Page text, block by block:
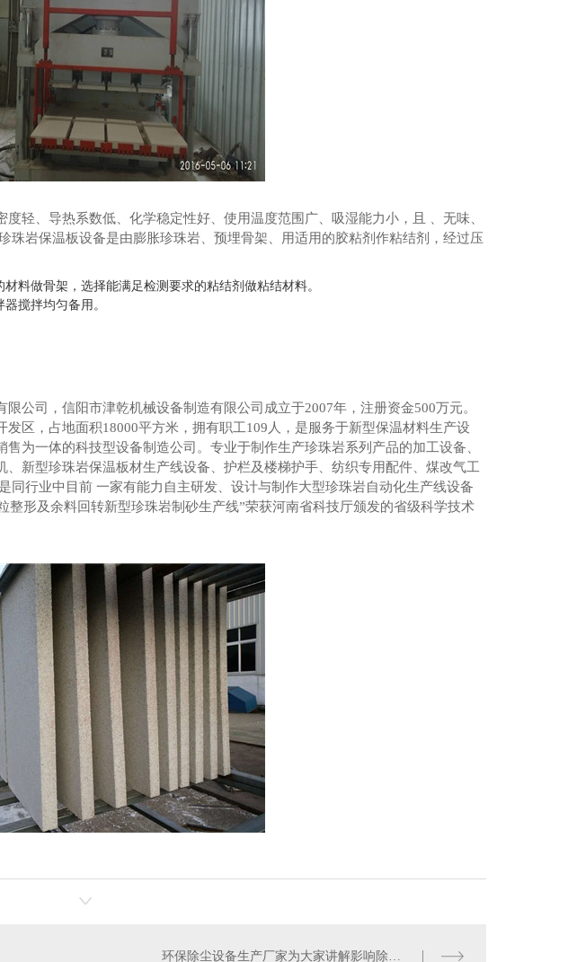
料线
轻、导热系数低、化学稳定性好、使用温度范围广、吸湿能力小，且 、无味、
珠岩保温板设备是由膨胀珍珠岩、预埋骨架、用适用的胶粘剂作粘结剂，经过压
料做骨架，选择能满足检测要求的粘结剂做粘结材料。
搅拌均匀备用。
限公司，信阳市津乾机械设备制造有限公司成立于2007年，注册资金500万元。
区，占地面积18000平方米，拥有职工109人，是服务于新型保温材料生产设
为一体的科技型设备制造公司。专业于制作生产珍珠岩系列产品的加工设备、
新型珍珠岩保温板材生产线设备、护栏及楼梯护手、纺织专用配件、煤改气工
同行业中目前 一家有能力自主研发、设计与制作大型珍珠岩自动化生产线设备
整形及余料回转新型珍珠岩制砂生产线”荣获河南省科技厅颁发的省级科学技术